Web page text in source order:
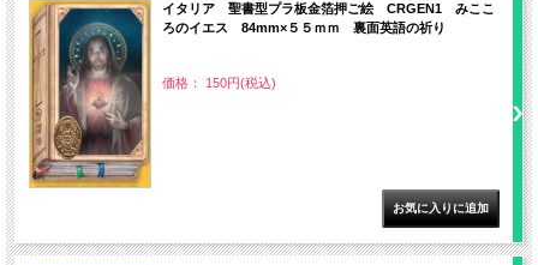
イタリア 聖書型プラ板金箔押ご絵 CRGEN1 みここ
ろのイエス 84mm×５５ｍｍ 裏面英語の祈り
価格： 150円(税込)